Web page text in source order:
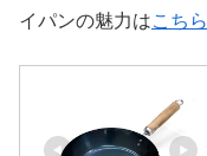
イパンの魅力はこちら